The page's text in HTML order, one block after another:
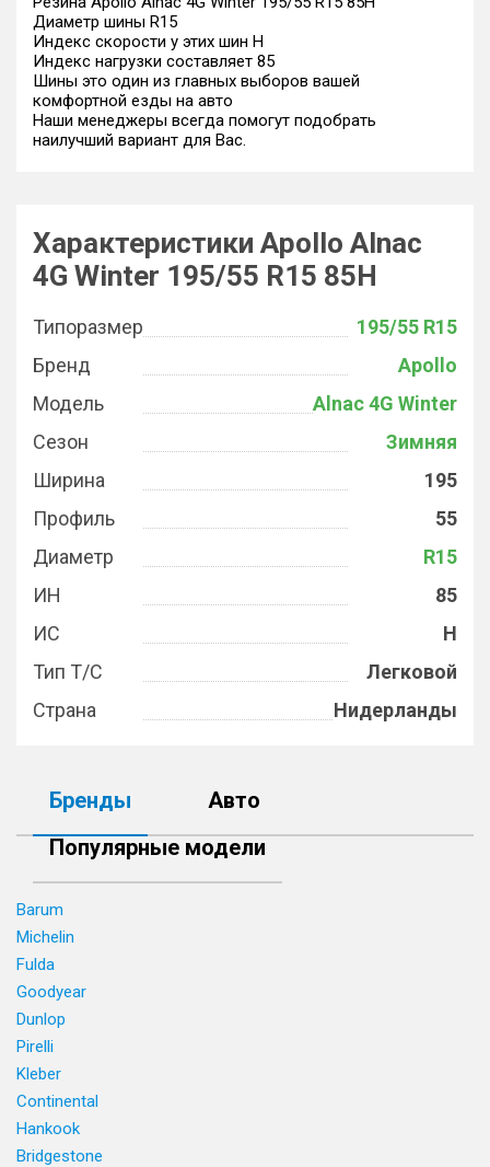
Диаметр шины R15
Индекс скорости у этих шин H
Индекс нагрузки составляет 85
Шины это один из главных выборов вашей
комфортной езды на авто
Наши менеджеры всегда помогут подобрать
наилучший вариант для Вас.
Характеристики Apollo Alnac
4G Winter 195/55 R15 85H
Типоразмер
195/55 R15
Бренд
Apollo
Модель
Alnac 4G Winter
Сезон
Зимняя
Ширина
195
Профиль
55
Диаметр
R15
ИН
85
ИС
H
Тип Т/С
Легковой
Страна
Нидерланды
Бренды
Авто
Популярные модели
Barum
Michelin
Fulda
Goodyear
Dunlop
Pirelli
Kleber
Continental
Hankook
Bridgestone